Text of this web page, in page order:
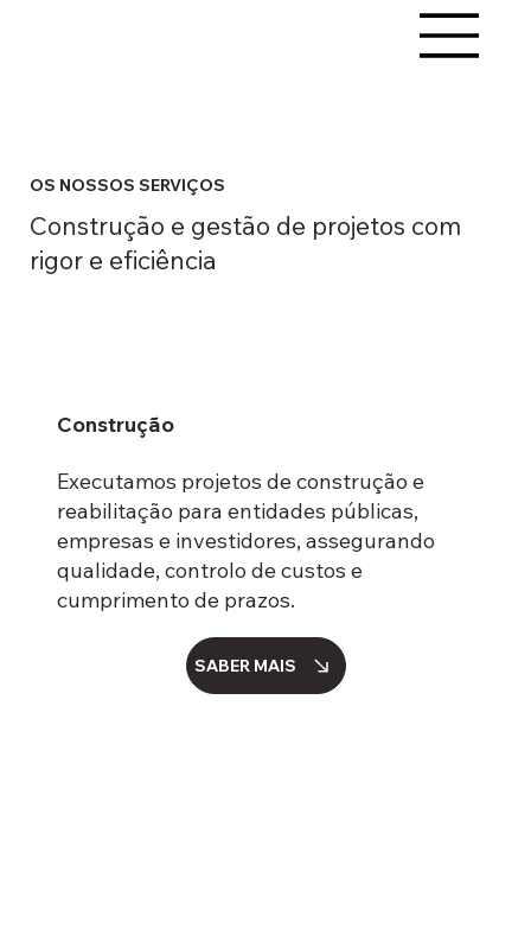
Construção e gestão de projetos com
rigor e eficiência
OS NOSSOS SERVIÇOS
Executamos projetos de construção e
reabilitação para entidades públicas,
empresas e investidores, assegurando
qualidade, controlo de custos e
cumprimento de prazos.
Construção
SABER MAIS